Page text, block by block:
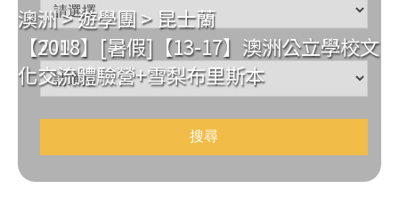
澳洲>遊學團> 昆士蘭
【2018】[暑假]【13-17】澳洲公立學校文
化交流體驗營+雪梨布里斯本
ZONE